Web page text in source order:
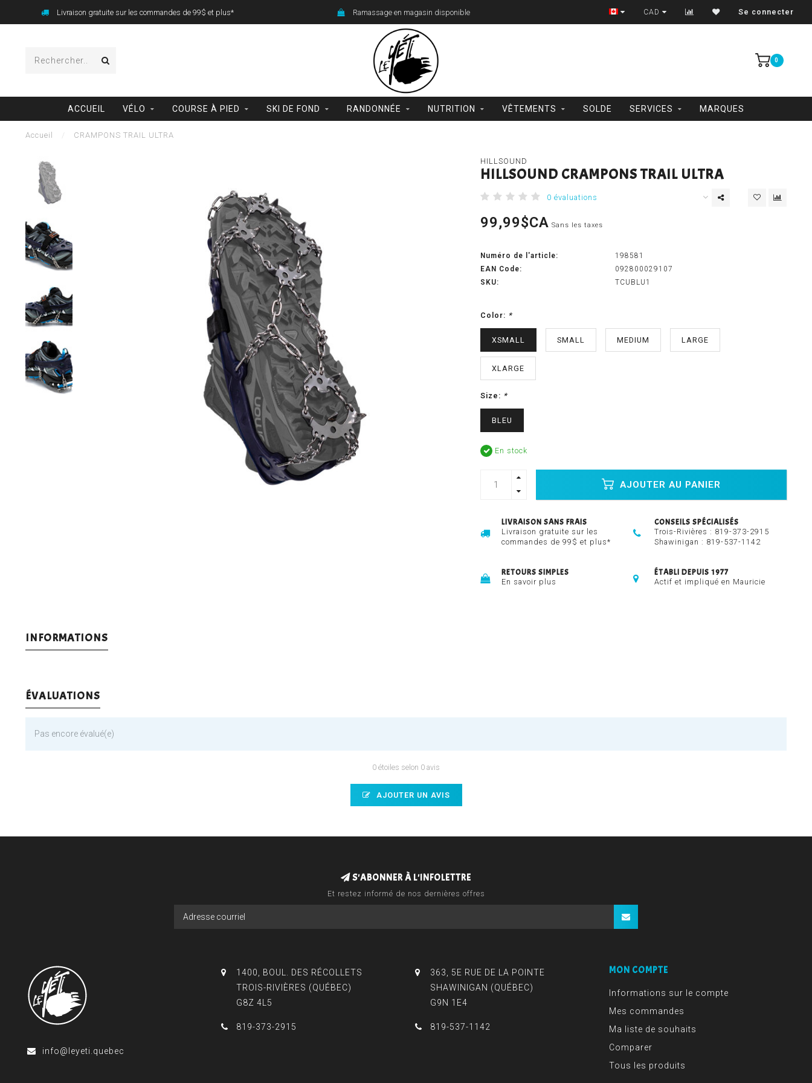
Livraison gratuite sur les commandes de 99$ et plus* Ramassage en magasin disponible Trois-Rivières et Shawinigan
CAD Se connecter
0
ACCUEIL VÉLO COURSE À PIED SKI DE FOND RANDONNÉE NUTRITION VÊTEMENTS SOLDE SERVICES MARQUES
Accueil CRAMPONS TRAIL ULTRA
HILLSOUND
HILLSOUND CRAMPONS TRAIL ULTRA
0 évaluations
99,99$CA Sans les taxes
Numéro de l'article:
198581
EAN Code:
092800029107
SKU:
TCUBLU1
Color: *
XSMALL SMALL MEDIUM LARGE
XLARGE
Size: *
BLEU
En stock
AJOUTER AU PANIER
LIVRAISON SANS FRAIS
Livraison gratuite sur les
commandes de 99$ et plus*
CONSEILS SPÉCIALISÉS
Trois-Rivières : 819-373-2915
Shawinigan : 819-537-1142
RETOURS SIMPLES
En savoir plus
ÉTABLI DEPUIS 1977
Actif et impliqué en Mauricie
INFORMATIONS
ÉVALUATIONS
Pas encore évalué(e)
0 étoiles selon 0 avis
AJOUTER UN AVIS
S'ABONNER À L'INFOLETTRE
Et restez informé de nos dernières offres
info@leyeti.quebec
1400, BOUL. DES RÉCOLLETS
TROIS-RIVIÈRES (QUÉBEC)
G8Z 4L5
819-373-2915
363, 5E RUE DE LA POINTE
SHAWINIGAN (QUÉBEC)
G9N 1E4
819-537-1142
MON COMPTE
Informations sur le compte
Mes commandes
Ma liste de souhaits
Comparer
Tous les produits